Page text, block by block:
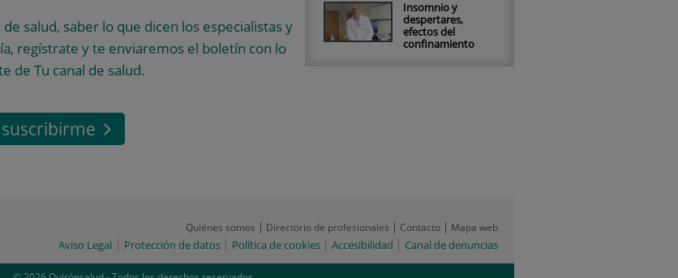
salud, saber lo que dicen los especialistas y
regístrate y te enviaremos el boletín con lo
de Tu canal de salud.
Insomnio y
despertares,
efectos del
confinamiento
Quiénes somos Directorio de profesionales Contacto Mapa web
Aviso Legal Protección de datos Política de cookies Accesibilidad Canal de denuncias